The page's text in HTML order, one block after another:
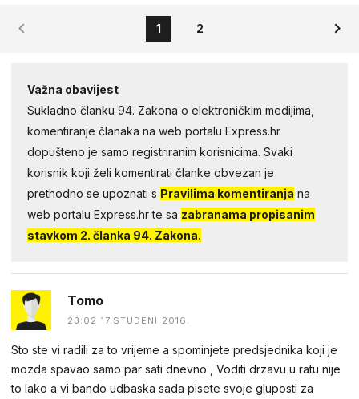
1 2
Važna obavijest
Sukladno članku 94. Zakona o elektroničkim medijima,
komentiranje članaka na web portalu Express.hr
dopušteno je samo registriranim korisnicima. Svaki
korisnik koji želi komentirati članke obvezan je
prethodno se upoznati s Pravilima komentiranja na
web portalu Express.hr te sa zabranama propisanim
stavkom 2. članka 94. Zakona.
Tomo
23:02 17.STUDENI 2016.
Sto ste vi radili za to vrijeme a spominjete predsjednika koji je
mozda spavao samo par sati dnevno , Voditi drzavu u ratu nije
to lako a vi bando udbaska sada pisete svoje gluposti za